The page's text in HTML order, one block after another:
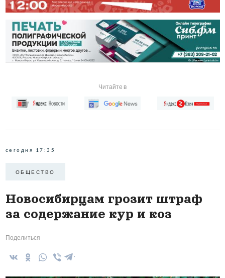
Читайте в
сегодня 17:35
ОБЩЕСТВО
Новосибирцам грозит штраф
за содержание кур и коз
Поделиться